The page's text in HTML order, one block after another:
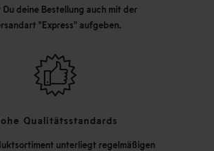
Du deine Bestellung auch mit der
"Express" aufgeben.
Qualitätsstandards
unterliegt regelmäßigen